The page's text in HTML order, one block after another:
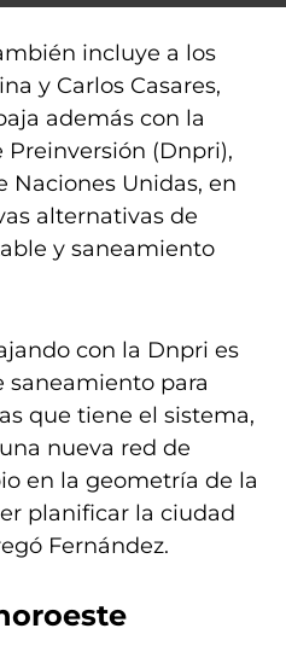
incluye a los
y Carlos Casares,
además con la
(Dnpri),
Unidas, en
alternativas de
y saneamiento
con la Dnpri es
para
que tiene el sistema,
nueva red de
en la geometría de la
planificar la ciudad
Fernández.